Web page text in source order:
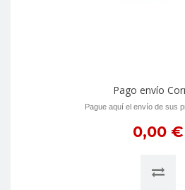
Pago envío
Pague aquí el envío de sus
0,00 €